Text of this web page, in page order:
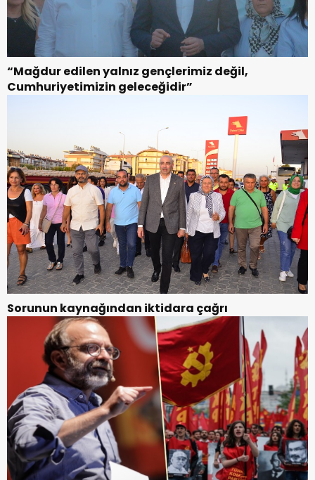
“Mağdur edilen yalnız gençlerimiz değil,
Cumhuriyetimizin geleceğidir”
Sorunun kaynağından iktidara çağrı